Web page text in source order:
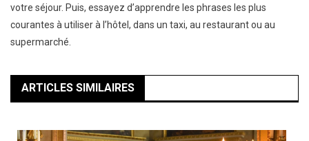
votre séjour. Puis, essayez d’apprendre les phrases les plus
courantes à utiliser à l’hôtel, dans un taxi, au restaurant ou au
supermarché.
ARTICLES SIMILAIRES